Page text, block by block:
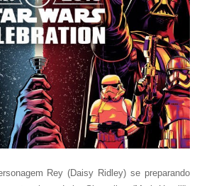
Rey (Daisy Ridley) se preparando